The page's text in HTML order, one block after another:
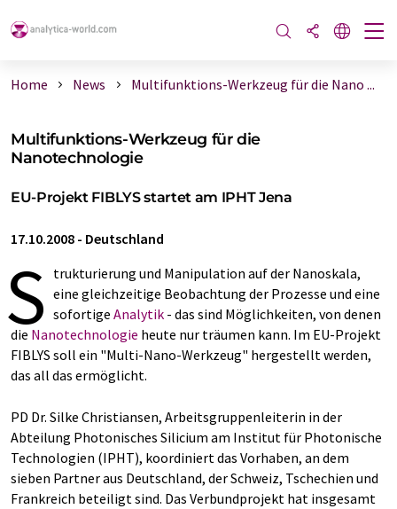
Home News Multifunktions-Werkzeug für die Nano ...
Multifunktions-Werkzeug für die
Nanotechnologie
EU-Projekt FIBLYS startet am IPHT Jena
17.10.2008 - Deutschland
S trukturierung und Manipulation auf der Nanoskala,
eine gleichzeitige Beobachtung der Prozesse und eine
sofortige Analytik - das sind Möglichkeiten, von denen
die Nanotechnologie heute nur träumen kann. Im EU-Projekt
FIBLYS soll ein "Multi-Nano-Werkzeug" hergestellt werden,
das all das ermöglicht.
PD Dr. Silke Christiansen, Arbeitsgruppenleiterin in der
Abteilung Photonisches Silicium am Institut für Photonische
Technologien (IPHT), koordiniert das Vorhaben, an dem
sieben Partner aus Deutschland, der Schweiz, Tschechien und
Frankreich beteiligt sind. Das Verbundprojekt hat insgesamt